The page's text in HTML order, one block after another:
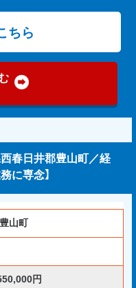
ちら
西春日井郡豊山町／経
に専念】
山町
円